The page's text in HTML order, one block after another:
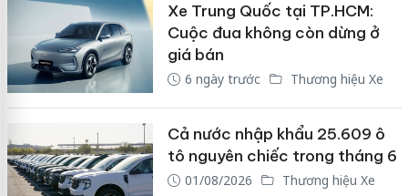
Xe Trung Quốc tại TP.HCM:
Cuộc đua không còn dừng ở
giá bán
6 ngày trước Thương hiệu Xe
Cả nước nhập khẩu 25.609 ô
tô nguyên chiếc trong tháng 6
01/08/2026 Thương hiệu Xe